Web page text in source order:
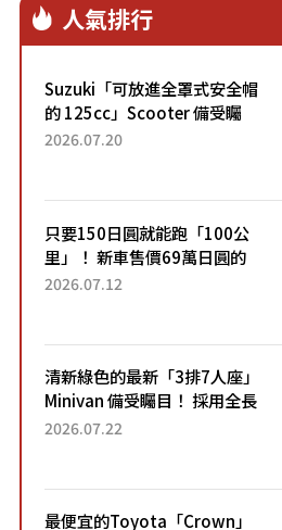
人氣排行
Suzuki「可放進全罩式安全帽
的 125cc」Scooter 備受矚
目！採用全新流線設計與各項
2026.07.20
只要150日圓就能跑「100公
里」！ 新車售價69萬日圓的
「3人座」Trike大受歡迎！ 順
2026.07.12
清新綠色的最新「3排7人座」
Minivan 備受矚目！ 採用全長
4.7公尺剛剛好的車身尺寸與
2026.07.22
最便宜的Toyota「Crown」